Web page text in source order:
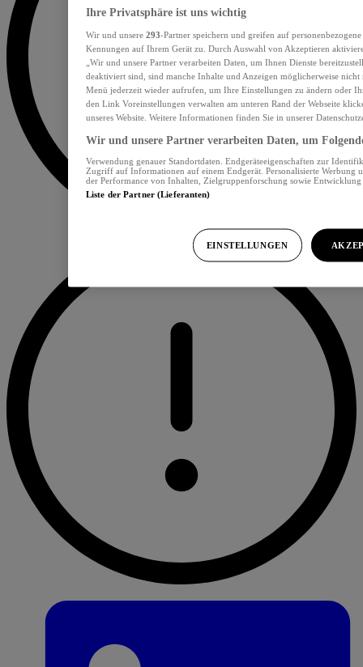
Ihre Privatsphäre ist uns wichtig
Wir und unsere 293-Partner speichern und greifen auf
Kennungen auf Ihrem Gerät zu. Durch Auswahl von Akzeptieren
„Wir und unsere Partner verarbeiten Daten, um Ihnen Dienste
deaktiviert sind, sind manche Inhalte und Anzeigen möglicherweise nicht
Menü jederzeit wieder aufrufen, um Ihre Einstellungen zu ändern oder
den Link Voreinstellungen verwalten am unteren Rand der Webseite
unseres Website. Weitere Informationen finden Sie in unserer
Wir und unsere Partner verarbeiten Daten, um
Verwendung genauer Standortdaten. Endgeräteeigenschaften zur
Zugriff auf Informationen auf einem Endgerät. Personalisierte Werbung
der Performance von Inhalten, Zielgruppenforschung sowie
Liste der Partner (Lieferanten)
EINSTELLUNGEN